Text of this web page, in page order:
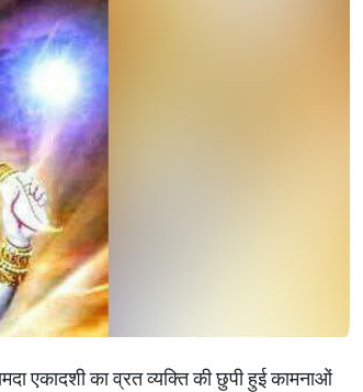
एकादशी का व्रत व्यक्ति की छुपी हुई कामनाओं